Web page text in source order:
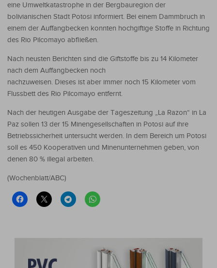
eine Umweltkatastrophe in der Bergbauregion der
bolivianischen Stadt Potosi informiert. Bei einem Dammbruch in
einem der Auffangbecken konnten hochgiftige Stoffe in Richtung
des Rio Pilcomayo abfließen.
Nach neusten Berichten sind die Giftstoffe bis zu 14 Kilometer
nach dem Auffangbecken noch
nachzuweisen. Dieses ist aber immer noch 15 Kilometer vom
Flussbett des Rio Pilcomayo entfernt.
Nach der heutigen Ausgabe der Tageszeitung „La Razon“ in La
Paz sollen 13 der 15 Minengesellschaften in Potosi auf ihre
Betriebssicherheit untersucht werden. In dem Bereich um Potosi
soll es 450 Kooperativen und Minenunternehmen geben, von
denen 80 % illegal arbeiten.
(Wochenblatt/ABC)